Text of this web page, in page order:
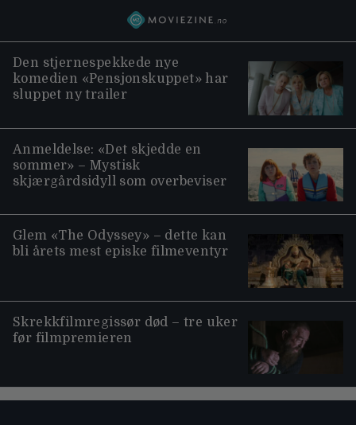
Den stjernespekkede nye
komedien «Pensjonskuppet» har
sluppet ny trailer
Anmeldelse: «Det skjedde en
sommer» – Mystisk
skjærgårdsidyll som overbeviser
Glem «The Odyssey» – dette kan
bli årets mest episke filmeventyr
Skrekkfilmregissør død – tre uker
før filmpremieren